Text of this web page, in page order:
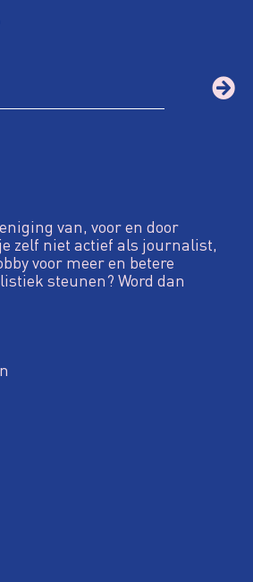
van, voor en door
zelf niet actief als journalist,
voor meer en betere
steunen? Word dan